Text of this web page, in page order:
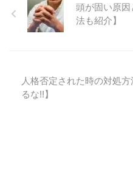
頭が固い原
法も紹介】
人格否定された時の対処
るな!!】